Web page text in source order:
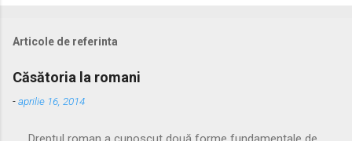
Articole de referinta
Căsătoria la romani
-aprilie 16, 2014